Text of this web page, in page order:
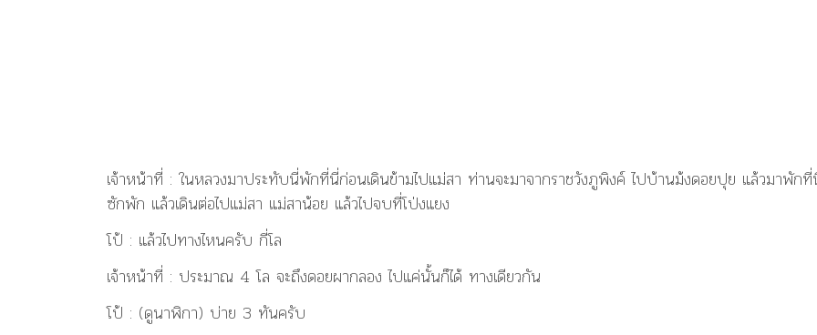
เจ้าหน้าที่ : ในหลวงมาประทับนี่พักที่นี่ก่อนเดินข้ามไปแม่สา ท่านจะมาจากราชวังภูพิงค์ ไปบ้านม้งดอยปุย แล้วมาพัก
ซักพัก แล้วเดินต่อไปแม่สา แม่สาน้อย แล้วไปจบที่โป่งแยง
โป้ : แล้วไปทางไหนครับ กี่โล
เจ้าหน้าที่ : ประมาณ 4 โล จะถึงดอยผากลอง ไปแค่นั้นก็ได้ ทางเดียวกัน
โป้ : (ดูนาฬิกา) บ่าย 3 ทันครับ